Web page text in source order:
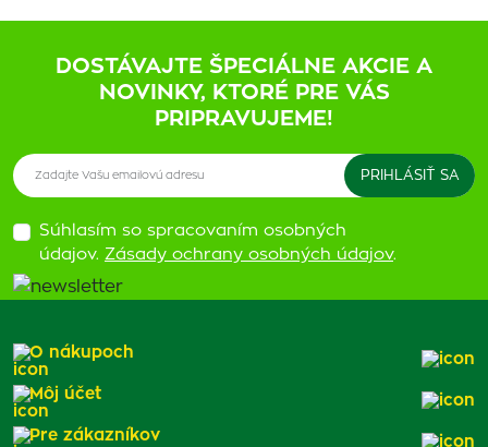
DOSTÁVAJTE ŠPECIÁLNE AKCIE A
NOVINKY, KTORÉ PRE VÁS
PRIPRAVUJEME!
Súhlasím so spracovaním osobných
údajov. Zásady ochrany osobných údajov.
O nákupoch
Môj účet
Pre zákazníkov